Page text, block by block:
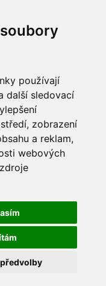
používají
další sledovací
zobrazení
a reklam,
webových